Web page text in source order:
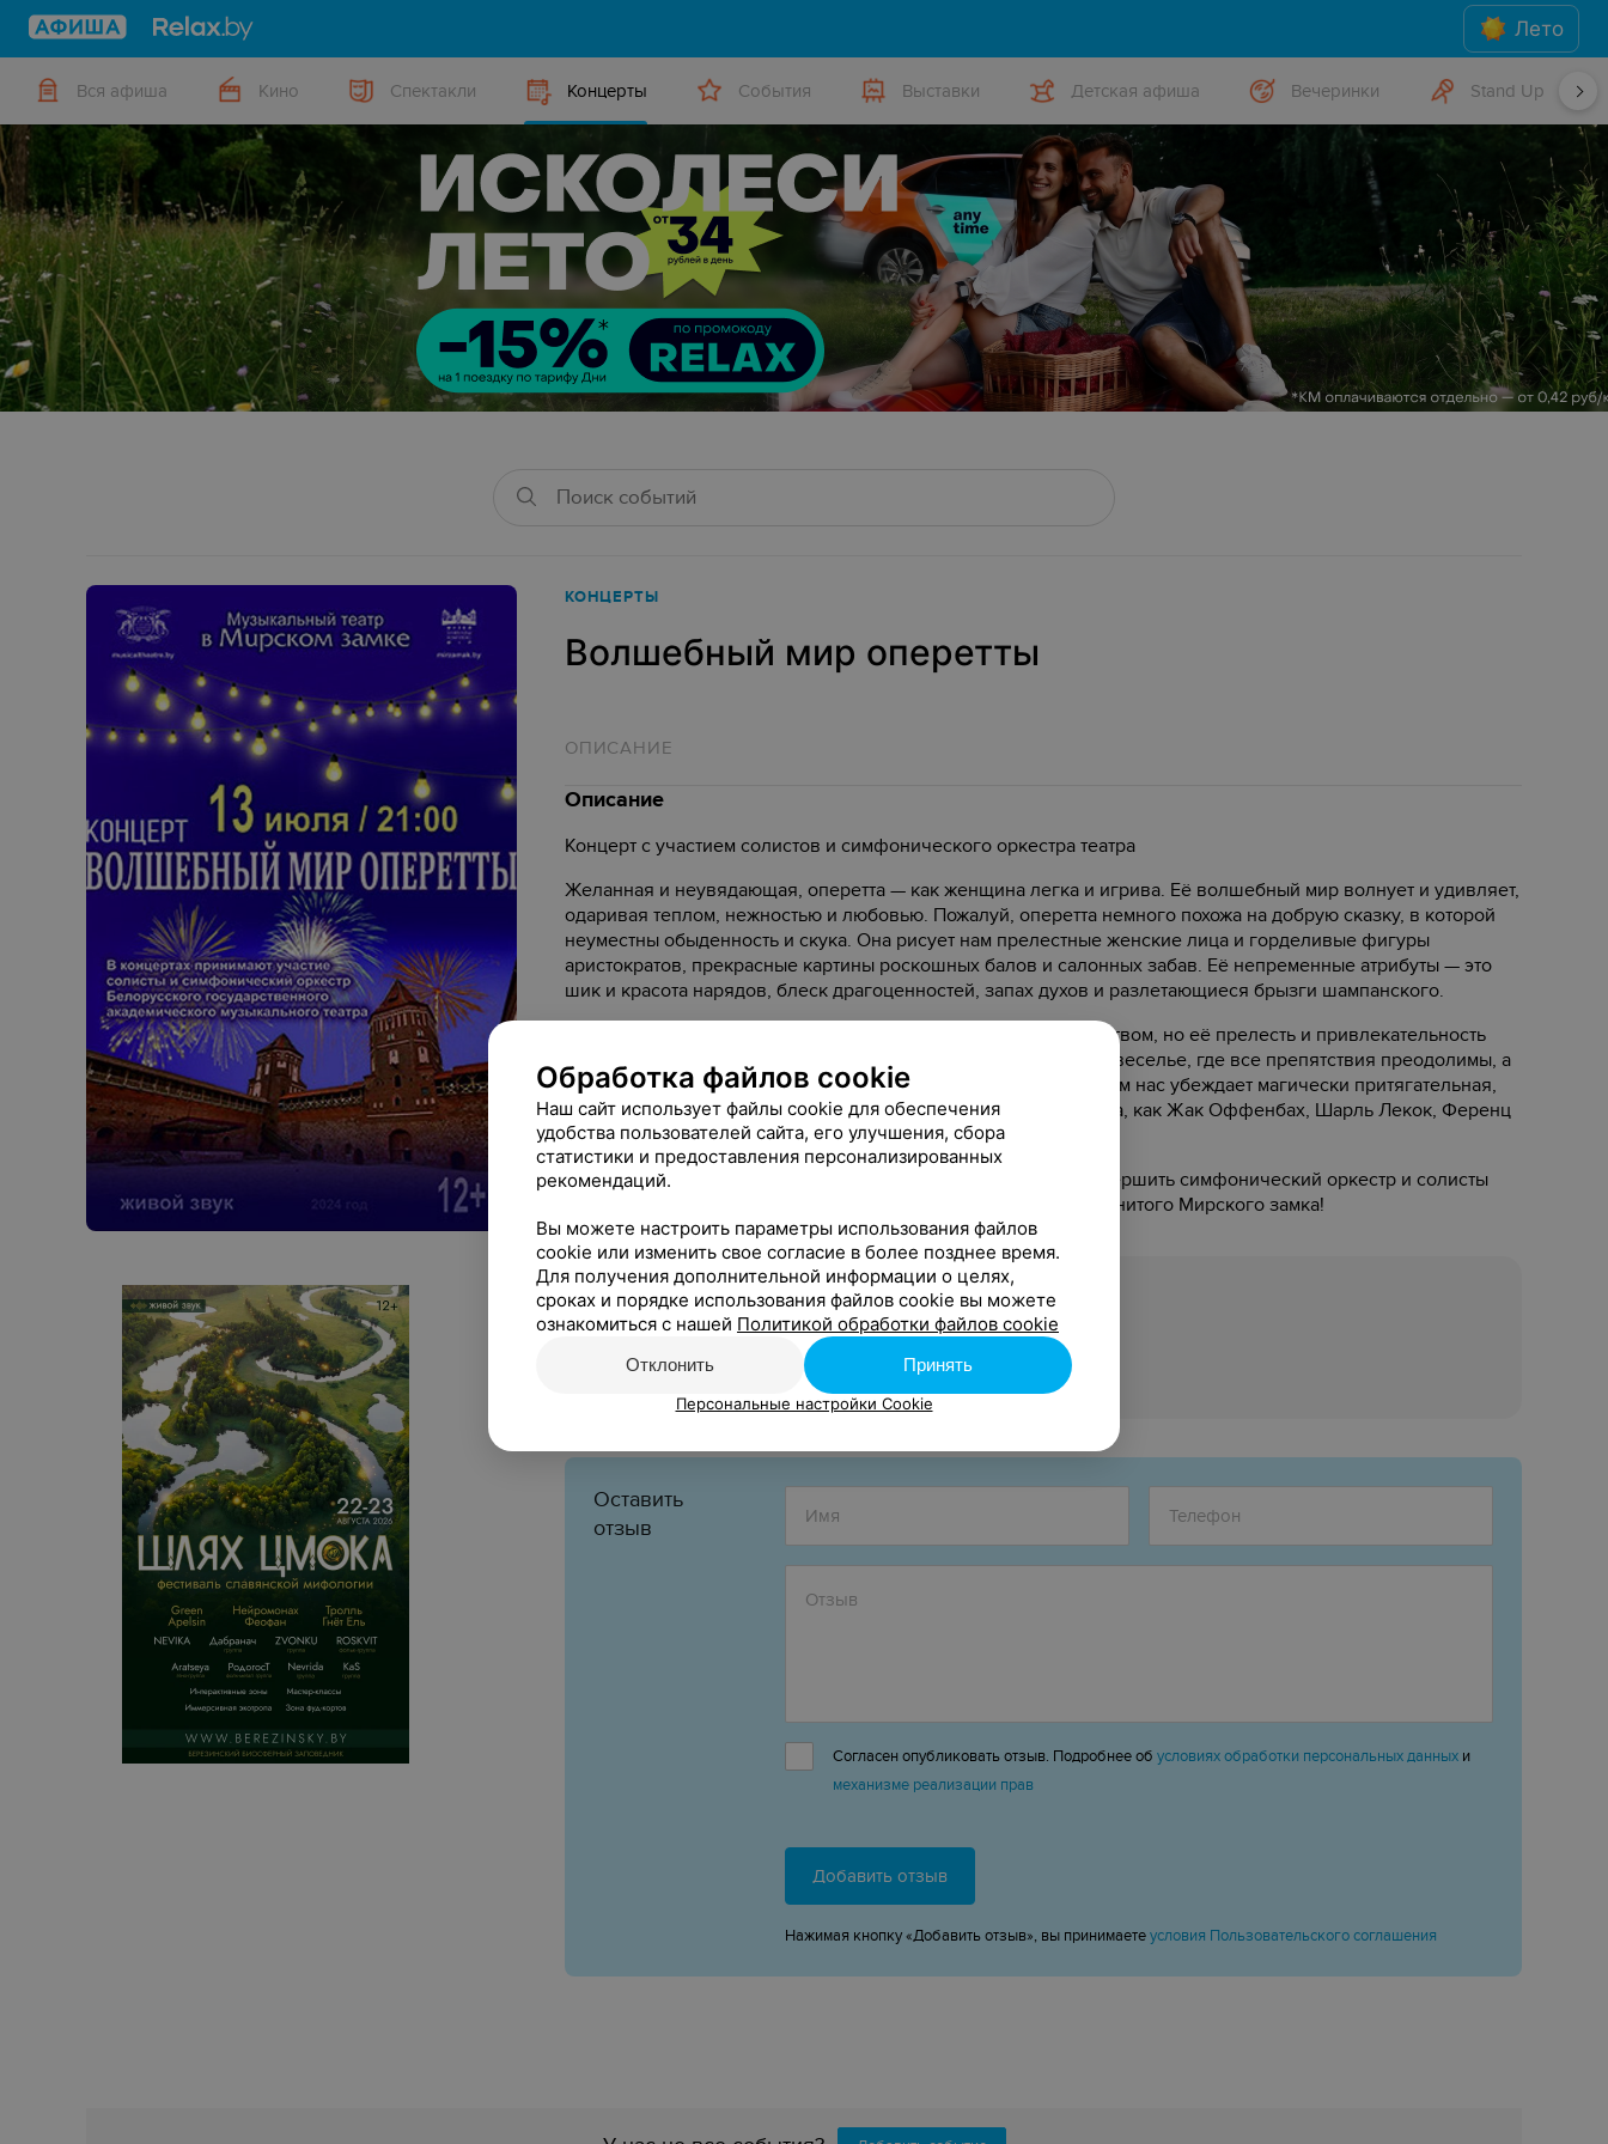
Лето
Вся афиша Кино Спектакли Концерты События Выставки Детская афиша Вечеринки Stand Up
КОНЦЕРТЫ
Волшебный мир оперетты
ОПИСАНИЕ
Описание
Концерт с участием солистов и симфонического оркестра театра
Желанная и неувядающая, оперетта — как женщина легка и игрива. Её волшебный мир волнует и удивляет,
одаривая теплом, нежностью и любовью. Пожалуй, оперетта немного похожа на добрую сказку, в которой
неуместны обыденность и скука. Она рисует нам прелестные женские лица и горделивые фигуры
аристократов, прекрасные картины роскошных балов и салонных забав. Её непременные атрибуты — это
шик и красота нарядов, блеск драгоценностей, запах духов и разлетающиеся брызги шампанского.
Старую добрую оперетту многие считают несерьёзным искусством, но её прелесть и привлекательность
для нас именно в этом задоре, ярких красках и бесшабашном веселье, где все препятствия преодолимы, а
счастливый финал обязательно соединит влюбленных. И в этом нас убеждает магически притягательная,
полная пьянящей любви к жизни музыка таких мастеров жанра, как Жак Оффенбах, Шарль Лекок, Ференц
Легар, Имре Кальман, Иоганн Штраус…
Путешествие в волшебный мир оперетты предлагают вам совершить симфонический оркестр и солисты
театра в замечательный летний вечер 13 июля в стенах знаменитого Мирского замка!
Возрастное ограничение: 12+
Музыкальный театр
Оставить
отзыв
Согласен опубликовать отзыв. Подробнее об условиях обработки персональных данных и
механизме реализации прав
Добавить отзыв
Нажимая кнопку «Добавить отзыв», вы принимаетеусловия Пользовательского соглашения
Обработка файлов cookie
Наш сайт использует файлы cookie для обеспечения
удобства пользователей сайта, его улучшения, сбора
статистики и предоставления персонализированных
рекомендаций.
Вы можете настроить параметры использования файлов
cookie или изменить свое согласие в более позднее время.
Для получения дополнительной информации о целях,
сроках и порядке использования файлов cookie вы можете
ознакомиться с нашей Политикой обработки файлов cookie
Отклонить Принять
Персональные настройки Cookie